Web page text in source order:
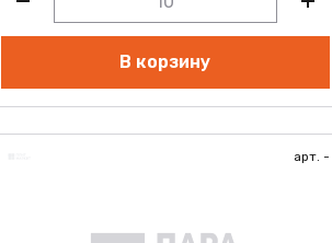
В корзину
арт. -